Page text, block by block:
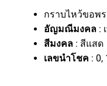
กราบไหว้ขอพ
อัญมณีมงคล :
สีมงคล : สีแสด
เลขนำโชค : 0,